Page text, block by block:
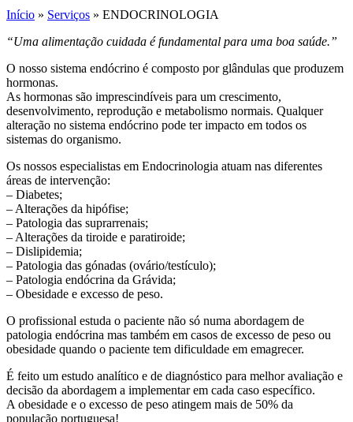
Início » Serviços » ENDOCRINOLOGIA
“Uma alimentação cuidada é fundamental para uma boa saúde.”
O nosso sistema endócrino é composto por glândulas que produzem
hormonas.
As hormonas são imprescindíveis para um crescimento,
desenvolvimento, reprodução e metabolismo normais. Qualquer
alteração no sistema endócrino pode ter impacto em todos os
sistemas do organismo.
Os nossos especialistas em Endocrinologia atuam nas diferentes
áreas de intervenção:
– Diabetes;
– Alterações da hipófise;
– Patologia das suprarrenais;
– Alterações da tiroide e paratiroide;
– Dislipidemia;
– Patologia das gónadas (ovário/testículo);
– Patologia endócrina da Grávida;
– Obesidade e excesso de peso.
O profissional estuda o paciente não só numa abordagem de
patologia endócrina mas também em casos de excesso de peso ou
obesidade quando o paciente tem dificuldade em emagrecer.
É feito um estudo analítico e de diagnóstico para melhor avaliação e
decisão da abordagem a implementar em cada caso específico.
A obesidade e o excesso de peso atingem mais de 50% da
população portuguesa!